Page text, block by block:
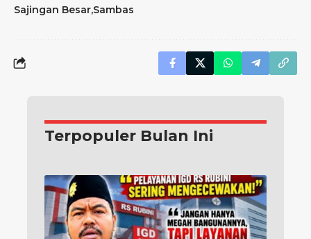
Sajingan Besar Sambas
Terpopuler Bulan Ini